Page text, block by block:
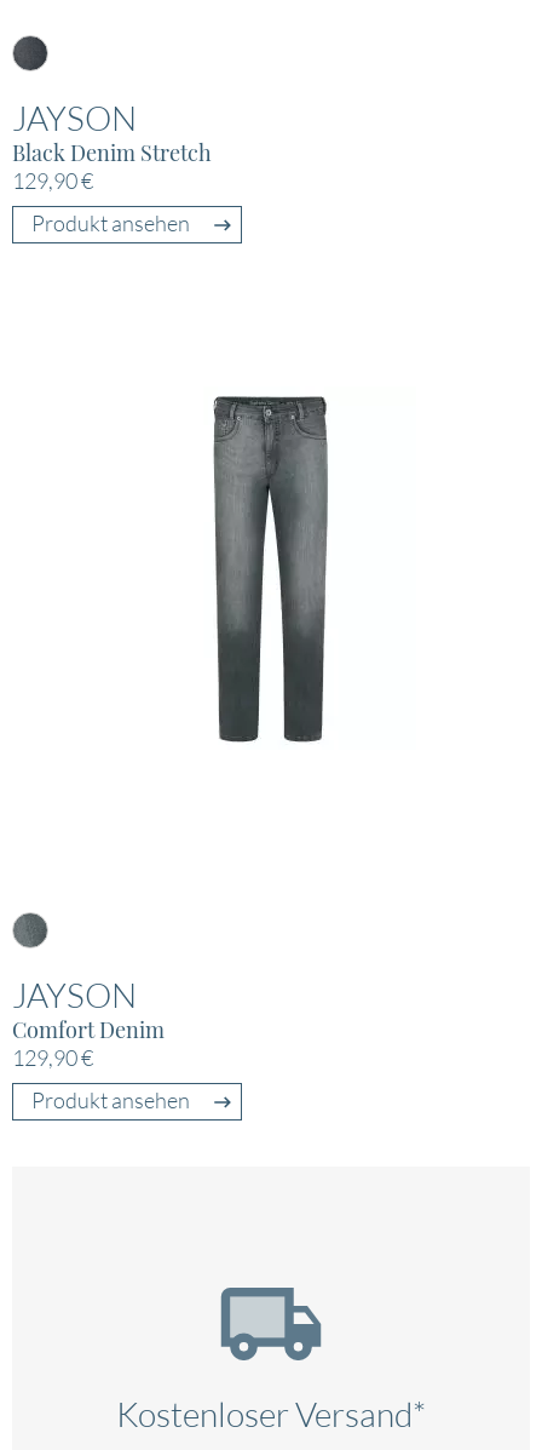
JAYSON
Black Denim Stretch
129,90 €
Produkt ansehen
JAYSON
Comfort Denim
129,90 €
Produkt ansehen
Kostenloser Versand*